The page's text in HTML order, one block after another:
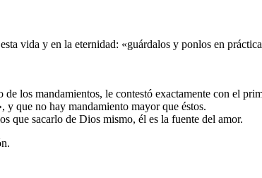
vida y en la eternidad: «guárdalos y ponlos en
los mandamientos, le contestó exactamente con el
que no hay mandamiento mayor que éstos.
que sacarlo de Dios mismo, él es la fuente del amor.